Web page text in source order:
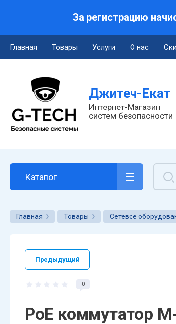
За регистрацию
Главная Товары Услуги О нас
Джитеч-Екат
Интернет-Магазин
систем безопасности
Каталог
Главная Товары Сетевое
Предыдущий
0
PoE коммутатор